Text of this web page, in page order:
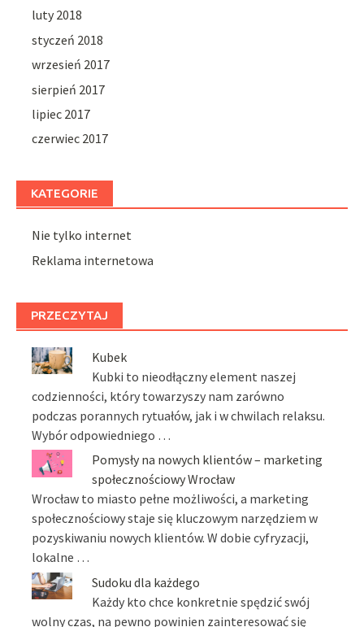
luty 2018
styczeń 2018
wrzesień 2017
sierpień 2017
lipiec 2017
czerwiec 2017
KATEGORIE
Nie tylko internet
Reklama internetowa
PRZECZYTAJ
Kubek
Kubki to nieodłączny element naszej
codzienności, który towarzyszy nam zarówno
podczas porannych rytuałów, jak i w chwilach relaksu.
Wybór odpowiedniego …
Pomysły na nowych klientów – marketing
społecznościowy Wrocław
Wrocław to miasto pełne możliwości, a marketing
społecznościowy staje się kluczowym narzędziem w
pozyskiwaniu nowych klientów. W dobie cyfryzacji,
lokalne …
Sudoku dla każdego
Każdy kto chce konkretnie spędzić swój
wolny czas, na pewno powinien zainteresować się